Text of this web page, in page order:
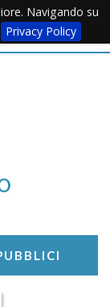
Navigando su
Privacy PolicyMenu